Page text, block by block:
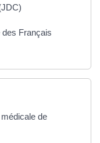
Français
de